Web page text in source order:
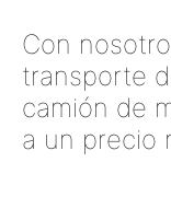
Con
transporte
camión de
a un precio